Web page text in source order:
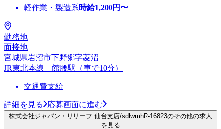
軽作業・製造系時給1,200円〜
勤務地
面接地
宮城県岩沼市下野郷字菱沼
JR東北本線 館腰駅（車で10分）
交通費支給
詳細を見る 応募画面に進む
株式会社ジャパン・リリーフ 仙台支店/sdlwmhR-16823のその他の求人
を見る